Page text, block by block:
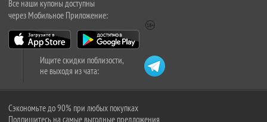
Все наши купоны доступны
через Мобильное Приложение:
Ищите скидки поблизости,
не выходя из чата:
Сэкономьте до 90% при любых покупках
Подпишитесь на самые выгодные предложения